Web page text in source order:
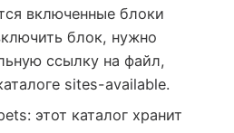
включенные блоки
блок, нужно
ссылку на файл,
sites-available.
этот каталог хранит